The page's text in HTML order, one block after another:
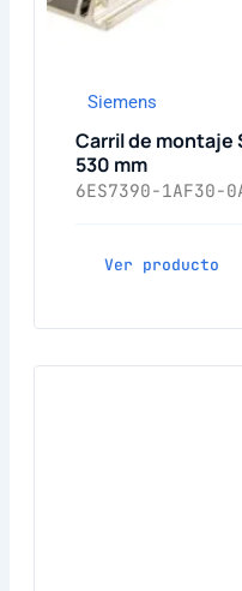
Siemens
Carril de montaje
530 mm
6ES7390-1AF30-
Ver